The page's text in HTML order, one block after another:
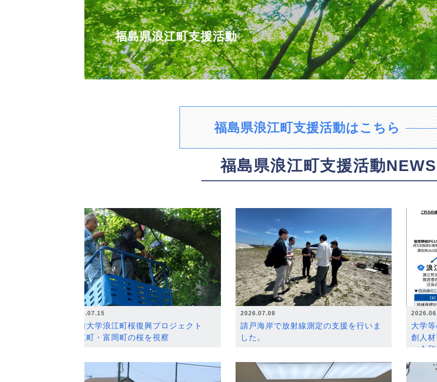
福島県浪江町支援活動
福島県浪江町支援活動はこちら
福島県浪江町支援活動NEWS
2026.07.15
弘前大学浪江町桜復興プロジェクト
浪江町・富岡町の桜を視察
2026.07.08
請戸海岸で放射線測定の支援を行いま
した。
大学
創人
～令